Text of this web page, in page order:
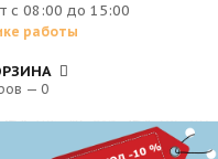
с 08:00 до 15:00
работы
— 0